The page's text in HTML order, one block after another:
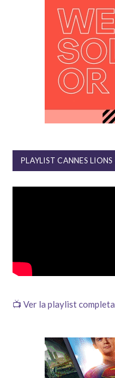
PLAYLIST CANNES
📺 Ver la playlist